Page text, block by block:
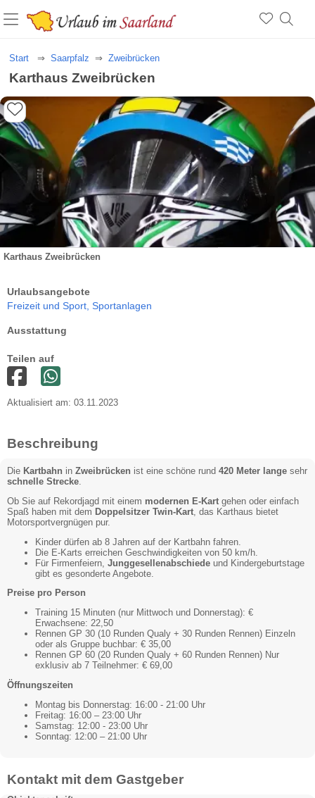
Start Saarpfalz Zweibrücken
Karthaus Zweibrücken
Karthaus Zweibrücken
Urlaubsangebote
Freizeit und Sport, Sportanlagen
Ausstattung
Teilen auf
Aktualisiert am: 03.11.2023
Beschreibung
Die Kartbahn in Zweibrücken ist eine schöne rund 420 Meter lange sehr
schnelle Strecke.
Ob Sie auf Rekordjagd mit einem modernen E-Kart gehen oder einfach
Spaß haben mit dem Doppelsitzer Twin-Kart , das Karthaus bietet
Motorsportvergnügen pur.
Kinder dürfen ab 8 Jahren auf der Kartbahn fahren.
Die E-Karts erreichen Geschwindigkeiten von 50 km/h.
Für Firmenfeiern, Junggesellenabschiede und Kindergeburtstage
gibt es gesonderte Angebote.
Preise pro Person
Training 15 Minuten (nur Mittwoch und Donnerstag): €
Erwachsene: 22,50
Rennen GP 30 (10 Runden Qualy + 30 Runden Rennen) Einzeln
oder als Gruppe buchbar: € 35,00
Rennen GP 60 (20 Runden Qualy + 60 Runden Rennen) Nur
exklusiv ab 7 Teilnehmer: € 69,00
Öffnungszeiten
Montag bis Donnerstag: 16:00 - 21:00 Uhr
Freitag: 16:00 – 23:00 Uhr
Samstag: 12:00 - 23:00 Uhr
Sonntag: 12:00 – 21:00 Uhr
Kontakt mit dem Gastgeber